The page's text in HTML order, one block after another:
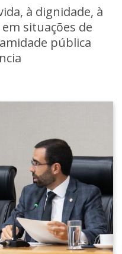
à dignidade, à
situações de
pública